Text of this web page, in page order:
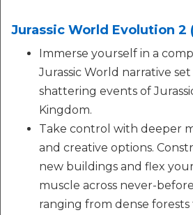
Jurassic World Evolution 2
Immerse yourself in a
Jurassic World narrative
shattering events of
Kingdom.
Take control with deeper
and creative options.
new buildings and flex
muscle across never-
ranging from dense forests